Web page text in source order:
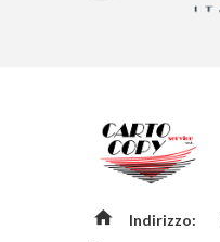
Indirizzo: